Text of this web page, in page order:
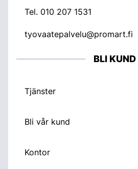
Tel. 010 207 1531
tyovaatepalvelu@promart.fi
BLI KUND
Tjänster
Bli vår kund
Kontor